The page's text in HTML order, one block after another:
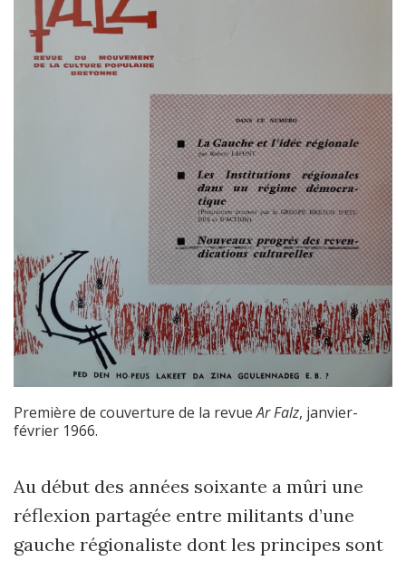
Première de couverture de la revueAr Falz, janvier-
février 1966.
Au début des années soixante a mûri une
réflexion partagée entre militants d’une
gauche régionaliste dont les principes sont